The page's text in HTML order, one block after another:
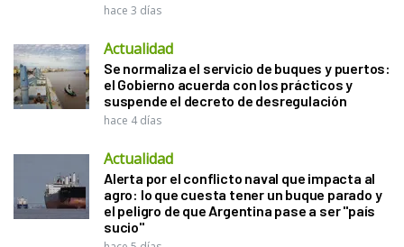
hace 3 días
Actualidad
Se normaliza el servicio de buques y puertos:
el Gobierno acuerda con los prácticos y
suspende el decreto de desregulación
hace 4 días
Actualidad
Alerta por el conflicto naval que impacta al
agro: lo que cuesta tener un buque parado y
el peligro de que Argentina pase a ser "país
sucio"